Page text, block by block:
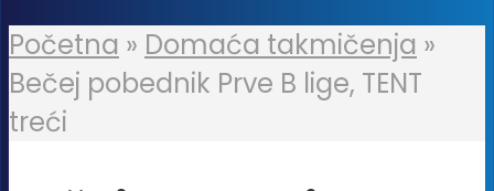
Početna » Domaća takmičenja »
Bečej pobednik Prve B lige, TENT
treći